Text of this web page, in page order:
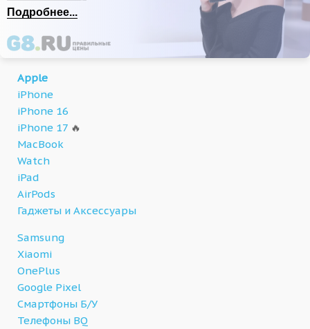
Подробнее...
Apple
iPhone
iPhone 16
iPhone 17 🔥
MacBook
Watch
iPad
AirPods
Гаджеты и Аксессуары
Samsung
Xiaomi
OnePlus
Google Pixel
Смартфоны Б/У
Телефоны BQ